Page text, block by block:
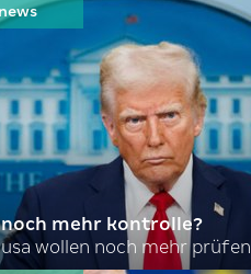
noch mehr kontrolle?
usa wollen noch mehr prüfen